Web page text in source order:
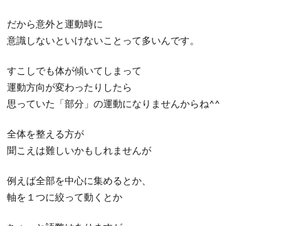
だから意外と運動時に
意識しないといけないことって多いんです。
すこしでも体が傾いてしまって
運動方向が変わったりしたら
思っていた「部分」の運動になりませんからね^^
全体を整える方が
聞こえは難しいかもしれませんが
例えば全部を中心に集めるとか、
軸を１つに絞って動くとか